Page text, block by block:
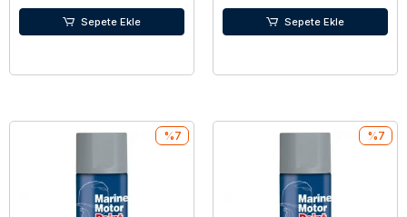
Sepete Ekle Sepete Ekle
%7 %7